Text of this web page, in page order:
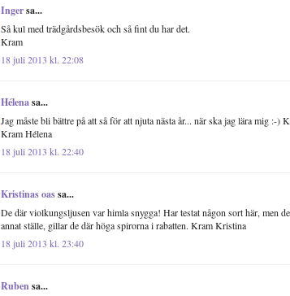
Ingersa...
Så kul med trädgårdsbesök och så fint du har det.
Kram
18 juli 2013 kl. 22:08
Hélenasa...
Jag måste bli bättre på att så för att njuta nästa år... när ska jag lära mig :-
Kram Hélena
18 juli 2013 kl. 22:40
Kristinas oassa...
De där violkungsljusen var himla snygga! Har testat någon sort här, men
annat ställe, gillar de där höga spirorna i rabatten. Kram Kristina
18 juli 2013 kl. 23:40
Rubensa...